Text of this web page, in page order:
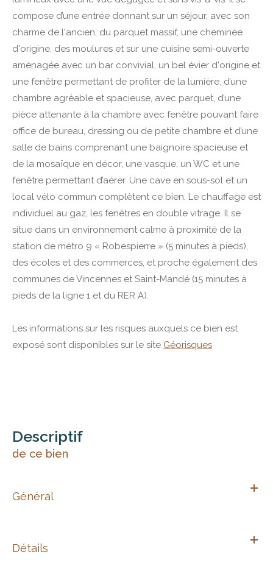
compose d’une entrée donnant sur un séjour, avec son
charme de l'ancien, du parquet massif, une cheminée
d'origine, des moulures et sur une cuisine semi-ouverte
aménagée avec un bar convivial, un bel évier d'origine et
une fenêtre permettant de profiter de la lumière, d’une
chambre agréable et spacieuse, avec parquet, d’une
pièce attenante à la chambre avec fenêtre pouvant faire
office de bureau, dressing ou de petite chambre et d’une
salle de bains comprenant une baignoire spacieuse et
de la mosaïque en décor, une vasque, un WC et une
fenêtre permettant d’aérer. Une cave en sous-sol et un
local vélo commun complètent ce bien. Le chauffage est
individuel au gaz, les fenêtres en double vitrage. Il se
situe dans un environnement calme à proximité de la
station de métro 9 « Robespierre » (5 minutes à pieds),
des écoles et des commerces, et proche également des
communes de Vincennes et Saint-Mandé (15 minutes à
pieds de la ligne 1 et du RER A).
Les informations sur les risques auxquels ce bien est
exposé sont disponibles sur le site Géorisques
descriptif
de ce bien
Général
Détails